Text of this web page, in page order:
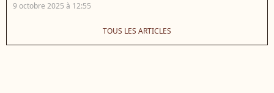
9 octobre 2025 à 12:55
TOUS LES ARTICLES